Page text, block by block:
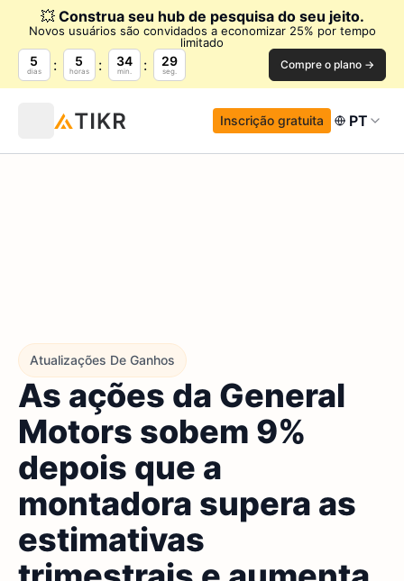
💥 Construa seu hub de pesquisa do seu jeito.
Novos usuários são convidados a economizar 25% por tempo
limitado
5
dias
5
horas
34
min.
28
seg. Compre o plano →
Inscrição gratuita PT
Atualizações De Ganhos
As ações da General
Motors sobem 9%
depois que a
montadora supera as
estimativas